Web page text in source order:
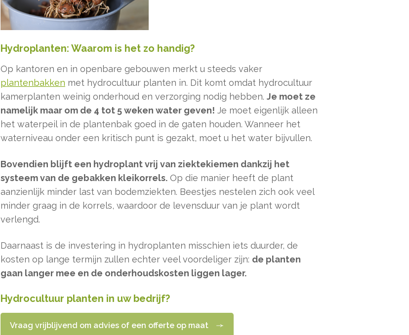
Hydroplanten: Waarom is het zo handig?
Op kantoren en in openbare gebouwen merkt u steeds vaker
plantenbakken met hydrocultuur planten in. Dit komt omdat hydrocultuur
kamerplanten weinig onderhoud en verzorging nodig hebben. Je moet ze
namelijk maar om de 4 tot 5 weken water geven! Je moet eigenlijk alleen
het waterpeil in de plantenbak goed in de gaten houden. Wanneer het
waterniveau onder een kritisch punt is gezakt, moet u het water bijvullen.
Bovendien blijft een hydroplant vrij van ziektekiemen dankzij het
systeem van de gebakken kleikorrels. Op die manier heeft de plant
aanzienlijk minder last van bodemziekten. Beestjes nestelen zich ook veel
minder graag in de korrels, waardoor de levensduur van je plant wordt
verlengd.
Daarnaast is de investering in hydroplanten misschien iets duurder, de
kosten op lange termijn zullen echter veel voordeliger zijn: de planten
gaan langer mee en de onderhoudskosten liggen lager.
Hydrocultuur planten in uw bedrijf?
Vraag vrijblijvend om advies of een offerte op maat